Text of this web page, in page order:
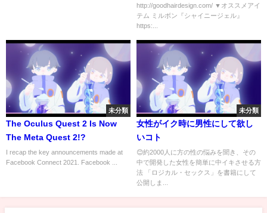
全力レポート!? 大人気サロン企
画✨【美人レスラー計画】
http://goodhairdesign.com/ ▼オススメアイ
テム ミルボン『シャイニージェル』
https:...
未分類
The Oculus Quest 2 Is Now
The Meta Quest 2!?
I recap the key announcements made at
Facebook Connect 2021. Facebook ...
未分類
女性がイク時に男性にして欲し
いコト
😊約2000人に方の性の悩みを聞き、その
中で開発した女性を簡単に中イキさせる方
法 「ロジカル・セックス」を書籍にして
公開しま...